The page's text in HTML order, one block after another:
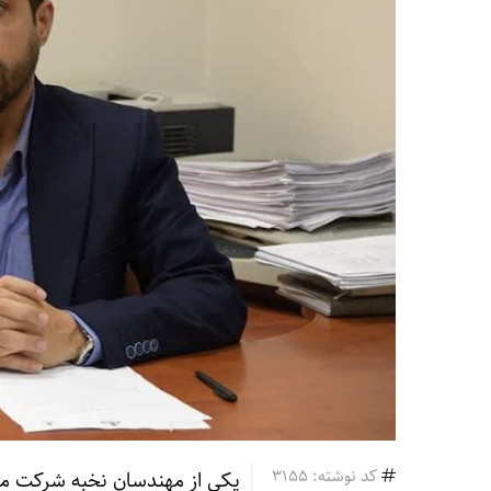
کد نوشته: 3155 یکی از مهندسان نخبه شرکت